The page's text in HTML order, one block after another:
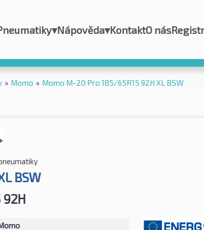
▾Nápověda▾KontaktO nás
» Momo » Momo M-20 Pro 185/65R15 92H XL BSW
BSW